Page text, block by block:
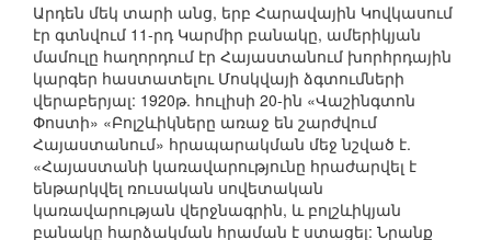
Արդեն մեկ տարի անց, երբ Հարավային Կովկասում
էր գտնվում 11-րդ Կարմիր բանակը, ամերիկյան
մամուլը հաղորդում էր Հայաստանում խորհրդային
կարգեր հաստատելու Մոսկվայի ձգտումների
վերաբերյալ: 1920թ. հուլիսի 20-ին «Վաշինգտոն
Փոստի» «Բոլշևիկները առաջ են շարժվում
Հայաստանում» հրապարակման մեջ նշված է.
«Հայաստանի կառավարությունը հրաժարվել է
ենթարկվել ռուսական սովետական
կառավարության վերջնագրին, և բոլշևիկյան
բանակը հարձակման հրաման է ստացել: Նրանք